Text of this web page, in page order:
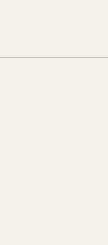
あります。
ください。